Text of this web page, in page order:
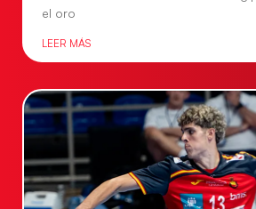
el oro
LEER MÁS